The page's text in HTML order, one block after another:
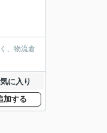
、物流倉
に入り
加する